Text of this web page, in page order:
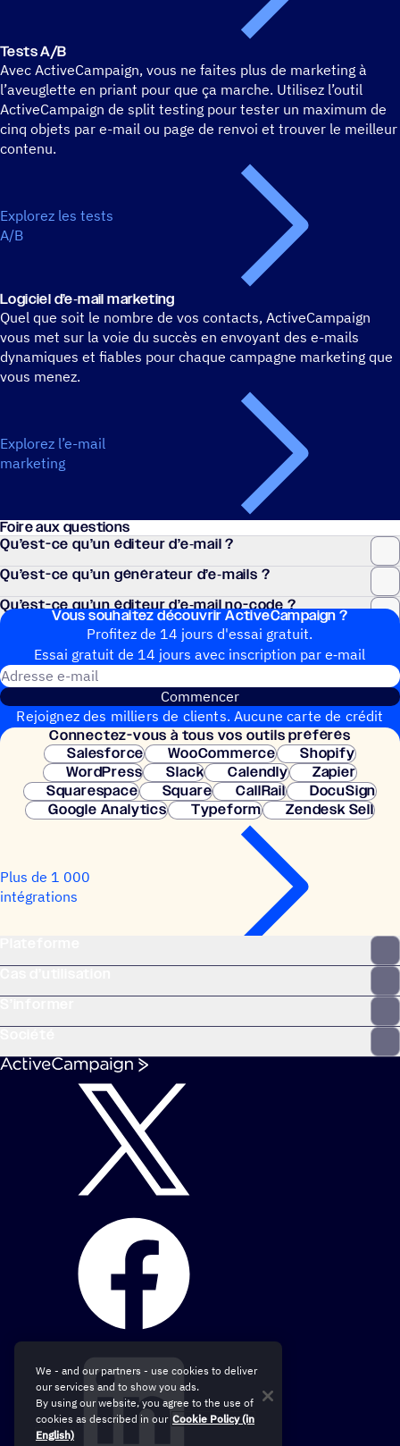
Tests A/B
Avec ActiveCampaign, vous ne faites plus de marketing à
l’aveuglette en priant pour que ça marche. Utilisez l’outil
ActiveCampaign de split testing pour tester un maximum de
cinq objets par e-mail ou page de renvoi et trouver le meilleur
contenu.
Explorez les tests
A/B
Logi­ciel d’e‑mail marketing
Quel que soit le nombre de vos contacts, ActiveCampaign
vous met sur la voie du succès en envoyant des e-mails
dynamiques et fiables pour chaque campagne marketing que
vous menez.
Explorez l’e-mail
marketing
Foire aux questions
Qu’est-ce qu’un éditeur d’e‑mail ?
Qu’est-ce qu’un géné­ra­teur d’e‑mails ?
Qu’est-ce qu’un éditeur d’e‑mail no-code ?
Vous souhai­tez découvrir ActiveCampaign ?
Profitez de 14 jours d'essai gratuit.
Essai gratuit de 14 jours avec inscrip­tion par e‑mail
Commencer
Rejoignez des milliers de clients. Aucune carte de crédit
nécessaire. Configuration instantanée.
Connec­tez-vous à tous vos outils préférés
Salesforce
WooCommerce
Shopify
WordPress
Slack Calendly
Zapier
Squarespace
Square CallRail
DocuSign
Google Analytics
Typeform Zendesk Sell
Plus de 1 000
intégrations
We - and our partners - use cookies to deliver
our services and to show you ads.
By using our website, you agree to the use of
cookies as described in our Cookie Policy (in
English)